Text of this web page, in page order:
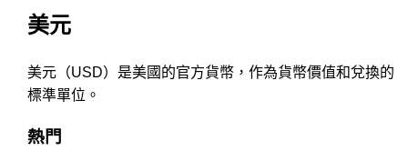
美元
美元（USD）是美國的官方貨幣，作為貨幣價值和兌換的
標準單位。
熱門